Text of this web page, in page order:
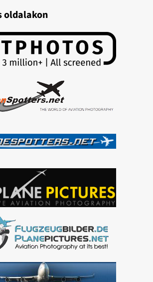
oldalakon